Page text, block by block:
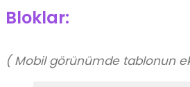
Bloklar:
( Mobil görünümde tablonun